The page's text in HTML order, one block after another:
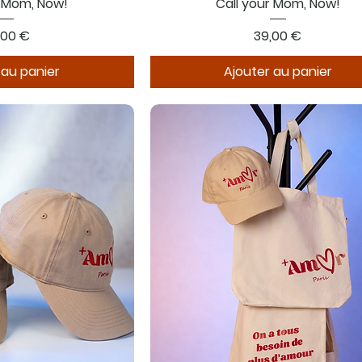
€
panier
Prix
39,00 €
Ajouter au panier